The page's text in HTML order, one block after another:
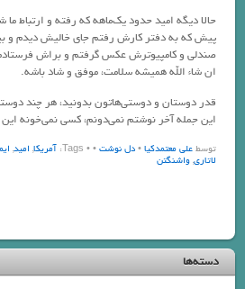
حالا دیگه امید حدود یک‌ماهه که رفته و ارتباط ما
پیش که به دفتر کارش رفتم جای خالیش دیدم و
صندلی و کامپیوترش عکس گرفتم و براش
ان شاء الله همیشه سلامت، موفق و شاد باشه.
قدر دوستان و دوستی‌هاتون بدونید، هر چند
این جمله آخر نوشتم نمی‌دونم، کسی نمی‌خونه این
توسطعلی معتمدکیا• دل نوشت•
• Tags: آمریکا, امید,
لاتاری,واشنگتن
دسته‌ها